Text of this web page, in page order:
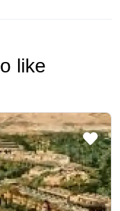
like